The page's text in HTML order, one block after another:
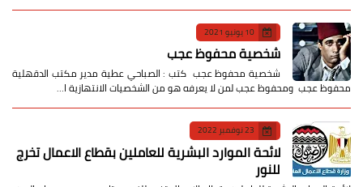
10 يونيو 2021
شخصية محفوظ عجب
شخصية محفوظ عجب كتب : الصباحي عطية مدير مكتب الدقهلية
محفوظ عجب ومحفوظ عجب لمن لا يعرفه هو من الشخصيات الانتهازية ا…
23 نوفمبر 2022
لائحة الموارد البشرية للعاملين بقطاع الاعمال تخرج
للنور